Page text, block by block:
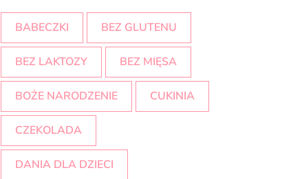
BABECZKI BEZ GLUTENU
BEZ LAKTOZY BEZ MIĘSA
BOŻE NARODZENIE CUKINIA
CZEKOLADA
DANIA DLA DZIECI